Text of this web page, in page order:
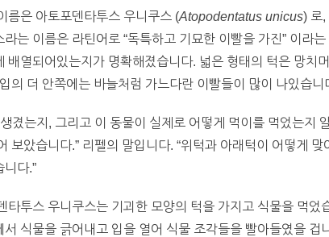
름은 아토포덴타투스 우니쿠스 (Atopodentatus unicus) 로,
라는 이름은 라틴어로 “독특하고 기묘한 이빨을 가진” 이라
배열되어있는지가 명확해졌습니다. 넓은 형태의 턱은 망
의 더 안쪽에는 바늘처럼 가느다란 이빨들이 많이 나있습니
겼는지, 그리고 이 동물이 실제로 어떻게 먹이를 먹었는지
보았습니다.” 리펠의 말입니다. “위턱과 아래턱이 어떻게
니다.”
타투스 우니쿠스는 기괴한 모양의 턱을 가지고 식물을 먹
서 식물을 긁어내고 입을 열어 식물 조각들을 빨아들였을